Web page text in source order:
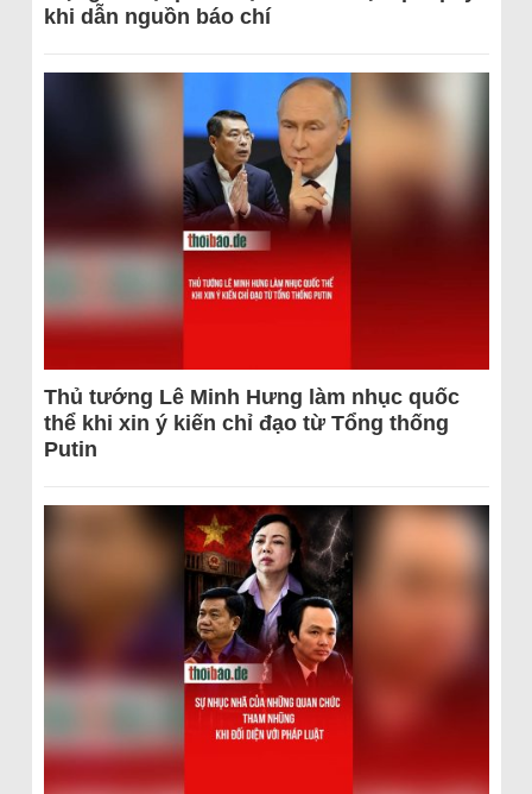
khi dẫn nguồn báo chí
Thủ tướng Lê Minh Hưng làm nhục quốc
thể khi xin ý kiến chỉ đạo từ Tổng thống
Putin